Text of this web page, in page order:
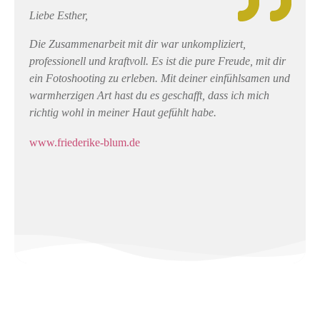
Liebe Esther,
Die Zusammenarbeit mit dir war unkompliziert,
professionell und kraftvoll. Es ist die pure Freude, mit dir
ein Fotoshooting zu erleben. Mit deiner einfühlsamen und
warmherzigen Art hast du es geschafft, dass ich mich
richtig wohl in meiner Haut gefühlt habe.
www.friederike-blum.de